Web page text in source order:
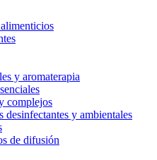
y aromaterapia
complejos
desinfectantes y ambientales
de difusión